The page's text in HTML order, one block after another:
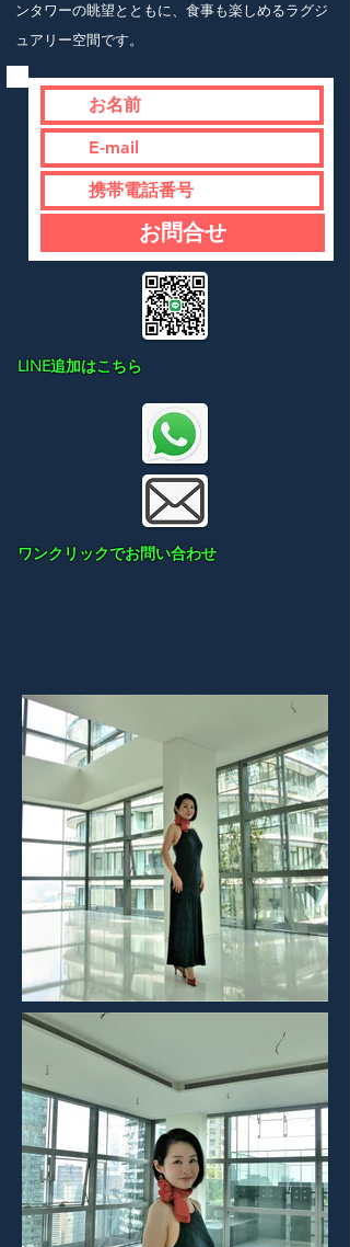
ンタワーの眺望とともに、食事も楽しめるラグジ
ュアリー空間です。
お問合せ
LINE追加はこちら
ワンクリックでお問い合わせ